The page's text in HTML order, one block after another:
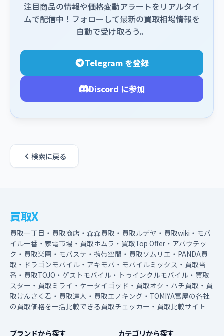
注目商品の情報や価格変動アラートをリアルタイ
ムで配信中！フォローして最新の買取相場情報を
自動で受け取ろう。
Telegram を登録
Discord に参加
検索に戻る
買取X
買取一丁目・買取商店・森森買取・買取ルデヤ・買取wiki・モバ
イル一番・家電市場・買取ホムラ・買取Top Offer・アバウテッ
ク・買取楽園・モバステ・携帯空間・買取ソムリエ・PANDA買
取・ドラゴンモバイル・アキモバ・モバイルミックス・買取当
番・買取TOJO・ゲストモバイル・トゥインクルモバイル・買取
スター・買取ミライ・ケータイゴッド・買取オク・ハチ買取・買
取けんさく君・買取達人・買取エノキング・TOMIYA富屋の各社
の買取価格を一括比較できる買取チェッカー・買取比較サイト
ブランドから探す カテゴリから探す